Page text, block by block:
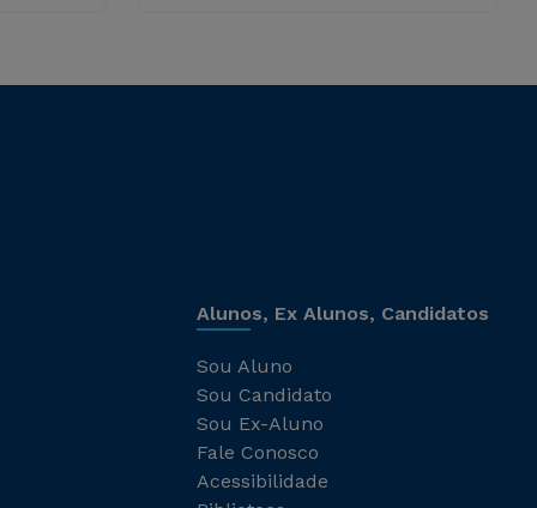
Alunos, Ex Alunos, Candidatos
Sou Aluno
Sou Candidato
Sou Ex-Aluno
Fale Conosco
Acessibilidade